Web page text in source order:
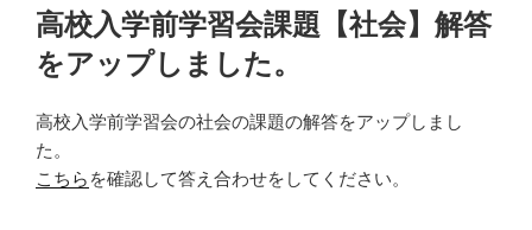
稿
日:
高校入学前学習会課題【社会】解答
をアップしました。
高校入学前学習会の社会の課題の解答をアップしまし
た。
こちら を確認して答え合わせをしてください。